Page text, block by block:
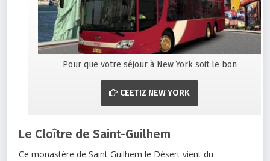
Pour que votre séjour à New York soit le bon
CEETIZ NEW YORK
Le Cloître de Saint-Guilhem
Ce monastère de Saint Guilhem le Désert vient du